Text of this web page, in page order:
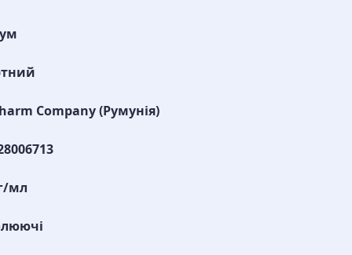
Company (Румунія)
мл